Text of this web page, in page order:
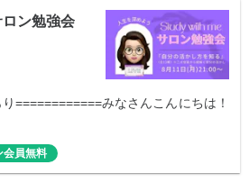
ロン勉強会
============みなさんこんにちは！
会員無料